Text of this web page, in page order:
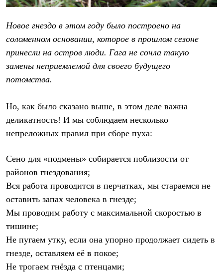
Новое гнездо в этом году было построено на
соломенном основании, которое в прошлом сезоне
принесли на остров люди. Гага не сочла такую
замены неприемлемой для своего будущего
потомства.
Но, как было сказано выше, в этом деле важна
деликатность! И мы соблюдаем несколько
непреложных правил при сборе пуха:
Сено для «подмены» собирается поблизости от
районов гнездования;
Вся работа проводится в перчатках, мы стараемся не
оставить запах человека в гнезде;
Мы проводим работу с максимальной скоростью в
тишине;
Не пугаем утку, если она упорно продолжает сидеть в
гнезде, оставляем её в покое;
Не трогаем гнёзда с птенцами;